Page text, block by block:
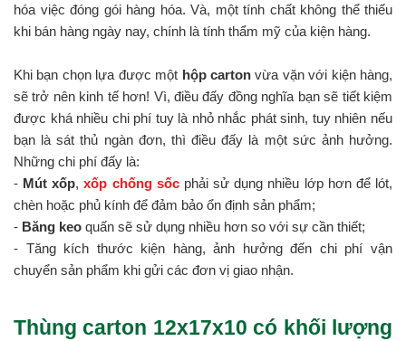
hóa việc đóng gói hàng hóa. Và, một tính chất không thể thiếu
khi bán hàng ngày nay, chính là tính thẩm mỹ của kiện hàng.
Khi bạn chọn lựa được một hộp cartonvừa vặn với kiện hàng,
sẽ trở nên kinh tế hơn! Vì, điều đấy đồng nghĩa bạn sẽ tiết kiệm
được khá nhiều chi phí tuy là nhỏ nhắc phát sinh, tuy nhiên nếu
bạn là sát thủ ngàn đơn, thì điều đấy là một sức ảnh hưởng.
Những chi phí đấy là:
- Mút xốp,xốp chống sốcphải sử dụng nhiều lớp hơn để lót,
chèn hoặc phủ kính để đảm bảo ổn định sản phẩm;
- Băng keo quấn sẽ sử dụng nhiều hơn so với sự cần thiết;
- Tăng kích thước kiện hàng, ảnh hưởng đến chi phí vận
chuyển sản phẩm khi gửi các đơn vị giao nhận.
Thùng carton 12x17x10 có khối lượng